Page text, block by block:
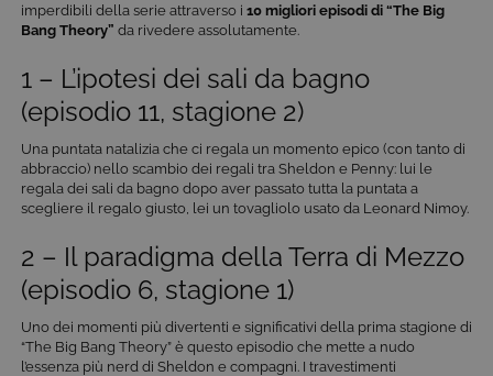
imperdibili della serie attraverso i 10 migliori episodi di “The Big
Bang Theory” da rivedere assolutamente.
1 – L’ipotesi dei sali da bagno
(episodio 11, stagione 2)
Una puntata natalizia che ci regala un momento epico (con tanto di
abbraccio) nello scambio dei regali tra Sheldon e Penny: lui le
regala dei sali da bagno dopo aver passato tutta la puntata a
scegliere il regalo giusto, lei un tovagliolo usato da Leonard Nimoy.
2 – Il paradigma della Terra di Mezzo
(episodio 6, stagione 1)
Uno dei momenti più divertenti e significativi della prima stagione di
“The Big Bang Theory” è questo episodio che mette a nudo
l’essenza più nerd di Sheldon e compagni. I travestimenti